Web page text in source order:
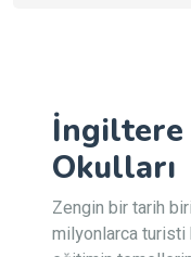
Okulları
Zengin bir tarih
milyonlarca